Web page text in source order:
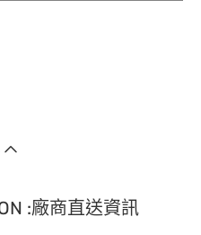
:廠商直送資訊